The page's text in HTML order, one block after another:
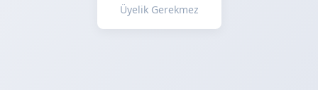
Üyelik Gerekmez